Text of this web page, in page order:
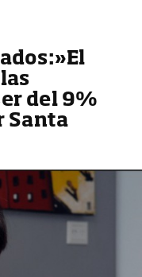
del 9%
Santa